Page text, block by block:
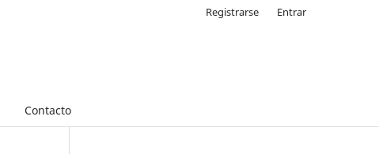
Contacto
Registrarse Entrar